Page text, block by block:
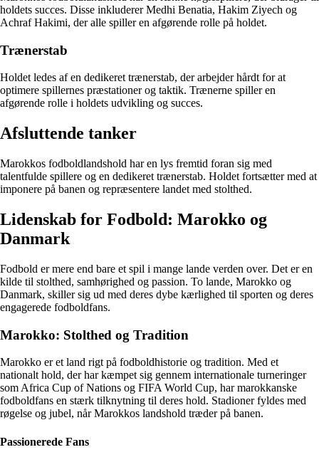
holdets succes. Disse inkluderer Medhi Benatia, Hakim Ziyech og
Achraf Hakimi, der alle spiller en afgørende rolle på holdet.
Trænerstab
Holdet ledes af en dedikeret trænerstab, der arbejder hårdt for at
optimere spillernes præstationer og taktik. Trænerne spiller en
afgørende rolle i holdets udvikling og succes.
Afsluttende tanker
Marokkos fodboldlandshold har en lys fremtid foran sig med
talentfulde spillere og en dedikeret trænerstab. Holdet fortsætter med at
imponere på banen og repræsentere landet med stolthed.
Lidenskab for Fodbold: Marokko og
Danmark
Fodbold er mere end bare et spil i mange lande verden over. Det er en
kilde til stolthed, samhørighed og passion. To lande, Marokko og
Danmark, skiller sig ud med deres dybe kærlighed til sporten og deres
engagerede fodboldfans.
Marokko: Stolthed og Tradition
Marokko er et land rigt på fodboldhistorie og tradition. Med et
nationalt hold, der har kæmpet sig gennem internationale turneringer
som Africa Cup of Nations og FIFA World Cup, har marokkanske
fodboldfans en stærk tilknytning til deres hold. Stadioner fyldes med
røgelse og jubel, når Marokkos landshold træder på banen.
Passionerede Fans